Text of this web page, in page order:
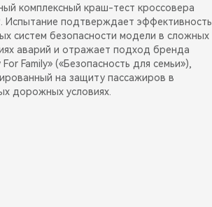
комплексный краш-тест кроссовера
Испытание подтверждает эффективность
систем безопасности модели в сложных
аварий и отражает подход бренда
Family» («Безопасность для семьи»),
на защиту пассажиров в
дорожных условиях.